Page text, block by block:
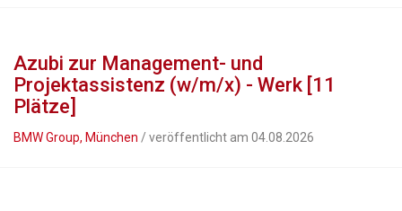
Azubi zur Management- und
Projektassistenz (w/m/x) - Werk [11
Plätze]
BMW Group, München / veröffentlicht am 04.08.2026